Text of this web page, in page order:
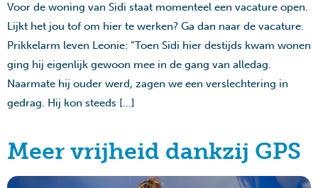
Voor de woning van Sidi staat momenteel een vacature open.
Lijkt het jou tof om hier te werken? Ga dan naar de vacature.
Prikkelarm leven Leonie: “Toen Sidi hier destijds kwam wonen
ging hij eigenlijk gewoon mee in de gang van alledag.
Naarmate hij ouder werd, zagen we een verslechtering in
gedrag. Hij kon steeds […]
Meer vrijheid dankzij GPS